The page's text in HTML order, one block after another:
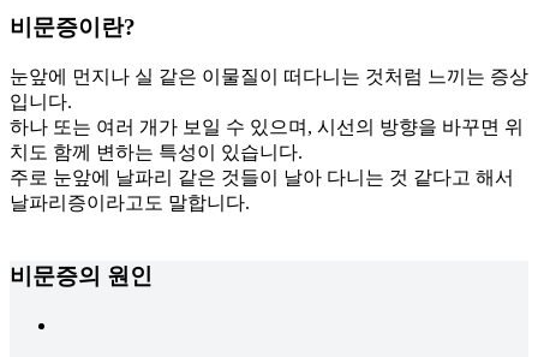
비문증이란?
눈앞에 먼지나 실 같은 이물질이 떠다니는 것처럼 느끼는 증상
입니다.
하나 또는 여러 개가 보일 수 있으며, 시선의 방향을 바꾸면 위
치도 함께 변하는 특성이 있습니다.
주로 눈앞에 날파리 같은 것들이 날아 다니는 것 같다고 해서
날파리증이라고도 말합니다.
비문증의 원인